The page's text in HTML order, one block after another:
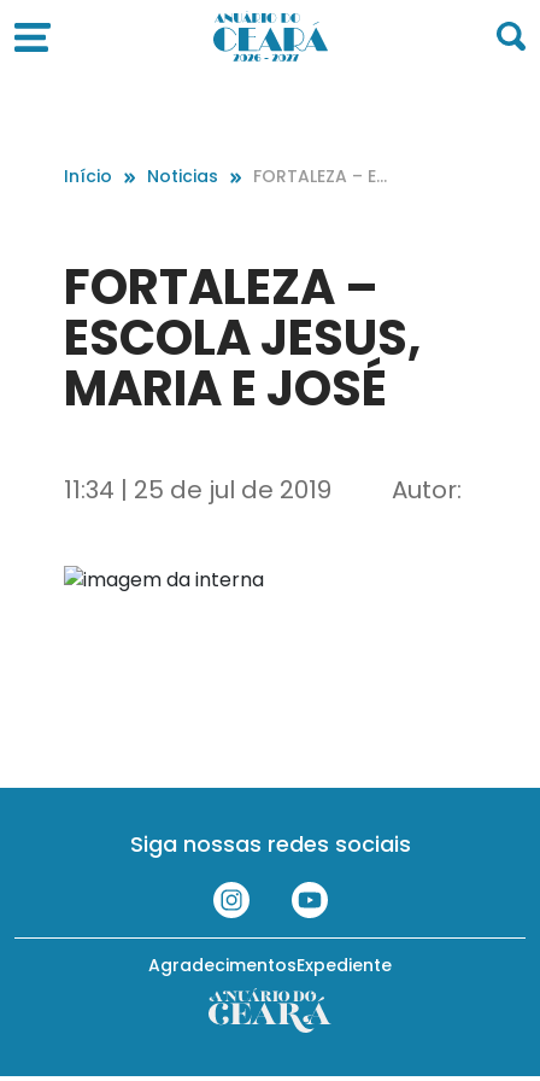
Início Noticias
FORTALEZA – ES
FORTALEZA –
ESCOLA JESUS,
MARIA E JOSÉ
11:34 | 25 de jul de 2019 Autor:
Siga nossas redes sociais
Expediente
Agradecimentos